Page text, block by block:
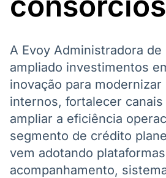
Os
A Evoy Administradora
ampliado investimentos
inovação para
internos, fortalecer
ampliar a eficiência
segmento de crédito
vem adotando
acompanhamento,